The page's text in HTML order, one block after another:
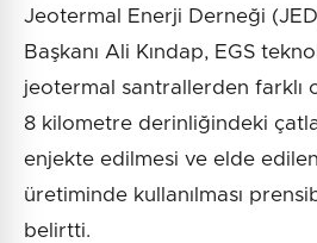
Jeotermal Enerji Derneği
Başkanı Ali Kındap, EGS
jeotermal santrallerden farklı
8 kilometre derinliğindeki
enjekte edilmesi ve elde edilen
üretiminde kullanılması
belirtti.